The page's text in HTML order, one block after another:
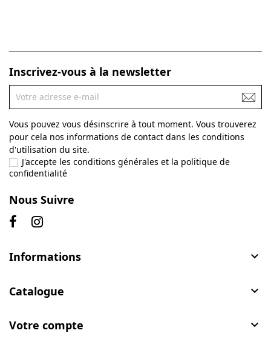
Inscrivez-vous à la newsletter
Vous pouvez vous désinscrire à tout moment. Vous trouverez
pour cela nos informations de contact dans les conditions
d'utilisation du site.
J'accepte les conditions générales et la politique de
confidentialité
Nous Suivre
Informations 
Catalogue 
Votre compte 